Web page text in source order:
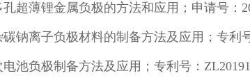
超薄锂金属负极的方法和应用；申请号：
钠离子负极材料的制备方法及应用；专利
池负极制备方法及应用；专利号：